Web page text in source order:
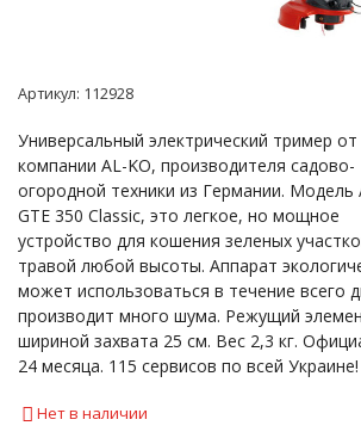
Артикул: 112928
Универсальный электрический тример от
компании AL-KO, производителя садово-
огородной техники из Германии. Модель
GTE 350 Classic, это легкое, но мощное
устройство для кошения зеленых
травой любой высоты. Аппарат
может использоваться в течение всего
производит много шума. Режущий
шириной захвата 25 см. Вес 2,3 кг.
24 месяца. 115 сервисов по всей Украине!
Нет в наличии